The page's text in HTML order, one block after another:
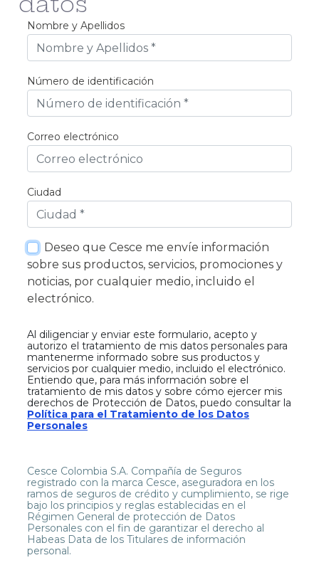
Nombre y Apellidos
Número de identificación
Correo electrónico
Ciudad
Deseo que Cesce me envíe información
sobre sus productos, servicios, promociones y
noticias, por cualquier medio, incluido el
electrónico.
Al diligenciar y enviar este formulario, acepto y
autorizo el tratamiento de mis datos personales para
mantenerme informado sobre sus productos y
servicios por cualquier medio, incluido el electrónico.
Entiendo que, para más información sobre el
tratamiento de mis datos y sobre cómo ejercer mis
derechos de Protección de Datos, puedo consultar la
Política para el Tratamiento de los Datos
Personales
Cesce Colombia S.A. Compañía de Seguros
registrado con la marca Cesce, aseguradora en los
ramos de seguros de crédito y cumplimiento, se rige
bajo los principios y reglas establecidas en el
Régimen General de protección de Datos
Personales con el fin de garantizar el derecho al
Habeas Data de los Titulares de información
personal.